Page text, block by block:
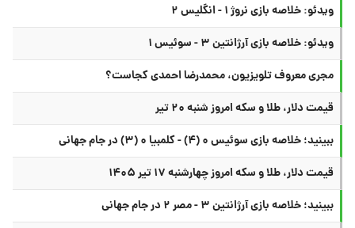
ویدئو: خلاصه بازی نروژ ۱ - انگلیس ۲
ویدئو: خلاصه بازی آرژانتین ۳ - سوئیس ۱
مجری معروف تلویزیون، محمدرضا احمدی کجاست؟
قیمت دلار، طلا و سکه امروز شنبه ۲۰ تیر
ببینید؛ خلاصه بازی سوئیس ۰ (۴) - کلمبیا ۰ (۳) در جام جهانی
قیمت دلار، طلا و سکه امروز چهارشنبه ۱۷ تیر ۱۴۰۵
ببینید؛ خلاصه بازی آرژانتین ۳ - مصر ۲ در جام جهانی